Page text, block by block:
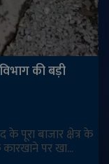
की बड़ी
पूरा बाजार क्षेत्र के
पर खा...